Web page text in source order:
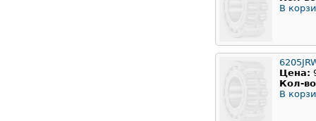
В
Цена:
Кол-
В